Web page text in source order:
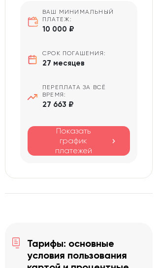
ВАШ МИНИМАЛЬНЫЙ
ПЛАТЕЖ:
10 000 ₽
СРОК ПОГАШЕНИЯ:
27 месяцев
ПЕРЕПЛАТА ЗА ВСЁ
ВРЕМЯ:
27 663 ₽
Показать
график
платежей
Тарифы: основные
условия пользования